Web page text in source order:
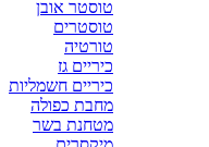
טוסטר אובן
טוסטרים
טורטיה
כיריים גז
כיריים חשמליות
מחבת כפולה
מטחנת בשר